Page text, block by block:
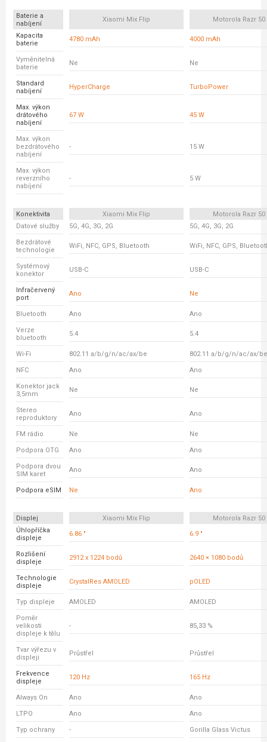
Baterie a
nabíjení
Xiaomi Mix Flip Motorola Razr 50
Kapacita
baterie
4780 mAh 4000 mAh
Vyměnitelná
baterie
Ne Ne
Standard
nabíjení
HyperCharge TurboPower
Max. výkon
drátového
nabíjení
67 W 45 W
Max. výkon
bezdrátového
nabíjení
- 15 W
Max. výkon
reverzního
nabíjení
- 5 W
Konektivita Xiaomi Mix Flip
Motorola Razr 50
Datové služby
5G, 4G, 3G, 2G 5G, 4G, 3G, 2G
Bezdrátové
technologie
WiFi, NFC, GPS, Bluetooth WiFi, NFC, GPS,
Systémový
konektor
USB-C USB-C
Infračervený
port
Ano Ne
Bluetooth Ano Ano
Verze
bluetooth
5.4 5.4
Wi-Fi 802.11 a/b/g/n/ac/ax/be 802.11 a/b/g/n/ac/ax/be
NFC Ano Ano
Konektor jack
3,5mm
Ne Ne
Stereo
reproduktory
Ano Ano
FM rádio Ne Ne
Podpora OTG Ano Ano
Podpora dvou
SIM karet
Ano Ano
Podpora eSIM Ne Ano
Displej Xiaomi Mix Flip
Motorola Razr 50
Úhlopříčka
displeje
6.86 " 6.9 "
Rozlišení
displeje
2912 x 1224 bodů 2640 × 1080 bodů
Technologie
displeje
CrystalRes AMOLED pOLED
Typ displeje AMOLED AMOLED
Poměr
velikosti
displeje k tělu
- 85,33 %
Tvar výřezu v
displeji
Průstřel Průstřel
Frekvence
displeje
120 Hz 165 Hz
Always On Ano Ano
LTPO Ano Ano
Typ ochrany - Gorilla Glass Victus